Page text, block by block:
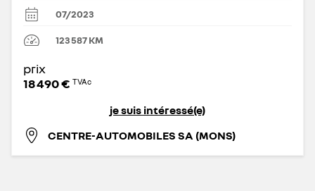
07/2023
123 587KM
prix
18 490 € TVAc
je suis intéressé(e)
CENTRE-AUTOMOBILES SA (MONS)